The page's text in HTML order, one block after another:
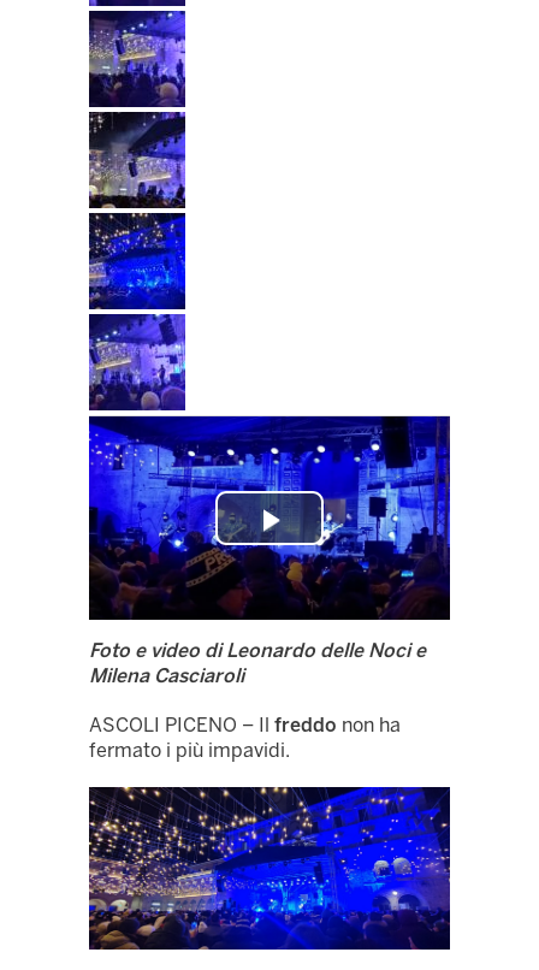
Play
Video
Foto e video di Leonardo delle Noci e
Milena Casciaroli
ASCOLI PICENO – Il freddo non ha
fermato i più impavidi.